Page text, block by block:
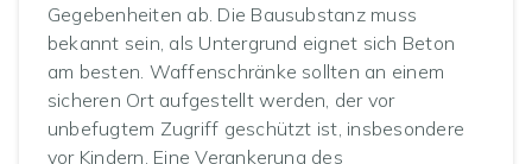
Gegebenheiten ab. Die Bausubstanz muss
bekannt sein, als Untergrund eignet sich Beton
am besten. Waffenschränke sollten an einem
sicheren Ort aufgestellt werden, der vor
unbefugtem Zugriff geschützt ist, insbesondere
vor Kindern. Eine Verankerung des